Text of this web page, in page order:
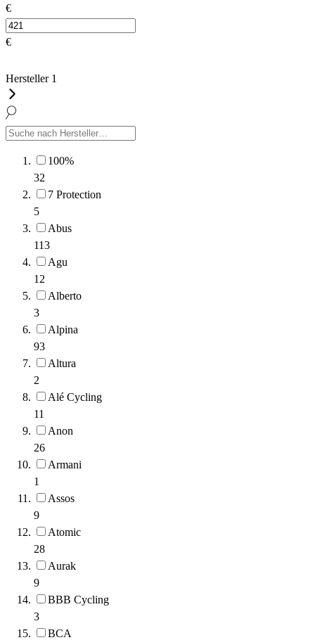
€
€
Hersteller 1
100%
32
7 Protection
5
Abus
113
Agu
12
Alberto
3
Alpina
93
Altura
2
Alé Cycling
11
Anon
26
Armani
1
Assos
9
Atomic
28
Aurak
9
BBB Cycling
3
BCA